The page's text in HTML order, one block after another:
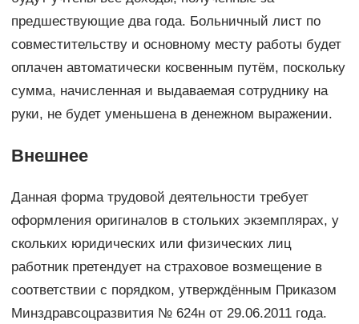
предшествующие два года. Больничный лист по
совместительству и основному месту работы будет
оплачен автоматически косвенным путём, поскольку
сумма, начисленная и выдаваемая сотруднику на
руки, не будет уменьшена в денежном выражении.
Внешнее
Данная форма трудовой деятельности требует
оформления оригиналов в стольких экземплярах, у
скольких юридических или физических лиц
работник претендует на страховое возмещение в
соответствии с порядком, утверждённым Приказом
Минздравсоцразвития № 624н от 29.06.2011 года.